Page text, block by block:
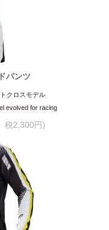
パンツ
クロスモデル
evolved for racing
税2,300円)